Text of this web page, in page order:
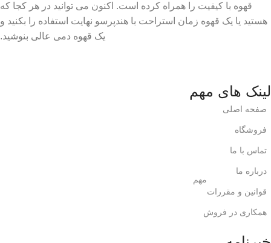
قهوه با کیفیت را همراه کرده است. اکنون می توانید در هر کجا که
هستید یا یک قهوه زمان استراحت با هندپرسو نهایت استفاده را بکنید و
یک قهوه دمی عالی بنوشید.
لینک های مهم
صفحه اصلی
فروشگاه
تماس با ما
درباره ما
قوانین و مقررات
مهم
همکاری در فروش